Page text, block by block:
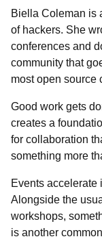
Biella Coleman is
of hackers. She
conferences and
community that
most open source
Good work gets
creates a
for collaboration
something more
Events accelerate
Alongside the
workshops,
is another